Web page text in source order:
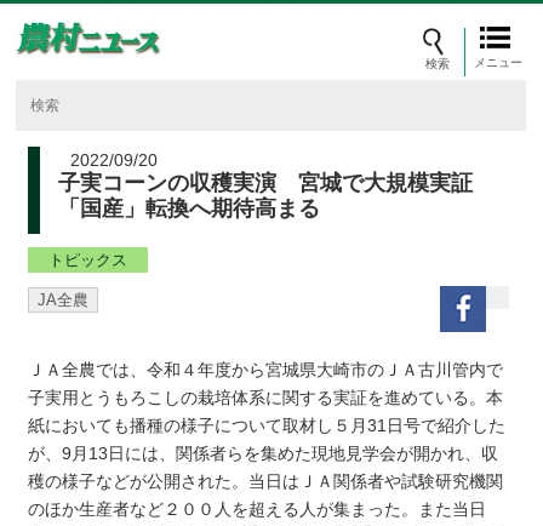
メニュー
2022/09/20
子実コーンの収穫実演 宮城で大規模実証
「国産」転換へ期待高まる
トピックス
JA全農
ＪＡ全農では、令和４年度から宮城県大崎市のＪＡ古川管内で
子実用とうもろこしの栽培体系に関する実証を進めている。本
紙においても播種の様子について取材し５月31日号で紹介した
が、9月13日には、関係者らを集めた現地見学会が開かれ、収
穫の様子などが公開された。当日はＪＡ関係者や試験研究機関
のほか生産者など２００人を超える人が集まった。また当日